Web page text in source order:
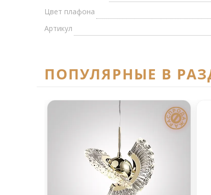
Цвет плафона
Артикул
ПОПУЛЯРНЫЕ В